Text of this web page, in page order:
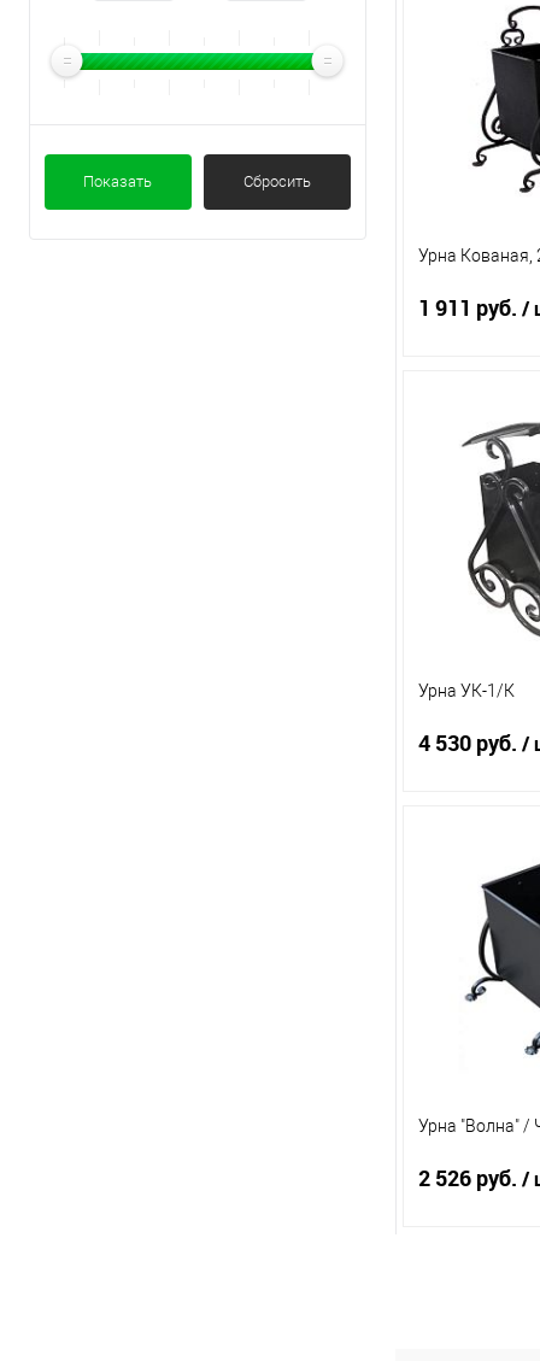
Показать Сбросить
Купить в 1
В избранное
Урна Кованая,
1 911 руб. /
Купить в 1
В избранное
Урна УК-1/К
4 530 руб. /
Купить в 1
В избранное
Урна "Волна" /
2 526 руб. /